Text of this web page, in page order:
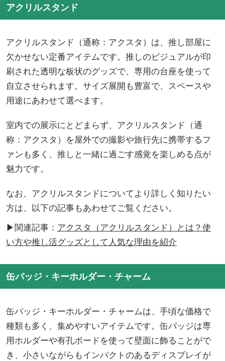
アクリルスタンド
アクリルスタンド（通称：アクスタ）は、推し部屋に
欠かせない定番アイテムです。推しのビジュアルが印
刷された透明な板状のグッズで、専用の台座を使って
自立させられます。サイズ展開も豊富で、スペースや
用途にあわせて選べます。
室内での展示にとどまらず、アクリルスタンド（通
称：アクスタ）を屋外での撮影や旅行先に携帯するフ
ァンも多く、推しと一緒に過ごす感覚を楽しめる点が
魅力です。
なお、アクリルスタンドについてより詳しく知りたい
方は、以下の記事もあわせてご覧ください。
▶関連記事： アクスタ（アクリルスタンド）とは？使
い方や推し活グッズとして人気な理由を紹介
缶バッジ・キーホルダー・チャーム
缶バッジ・キーホルダー・チャームは、手頃な価格で
種類も多く、集めやすいアイテムです。缶バッジは専
用ホルダーや有孔ボードを使って壁面に飾ることがで
き、小さいながらもインパクトのあるディスプレイが